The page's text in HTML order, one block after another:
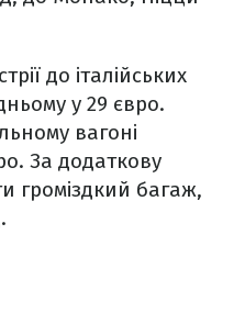
до італійських
у 29 євро.
вагоні
За додаткову
громіздкий багаж,